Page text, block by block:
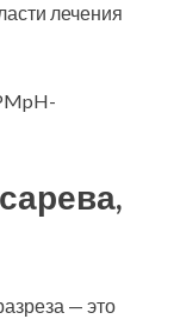
лечения
— это